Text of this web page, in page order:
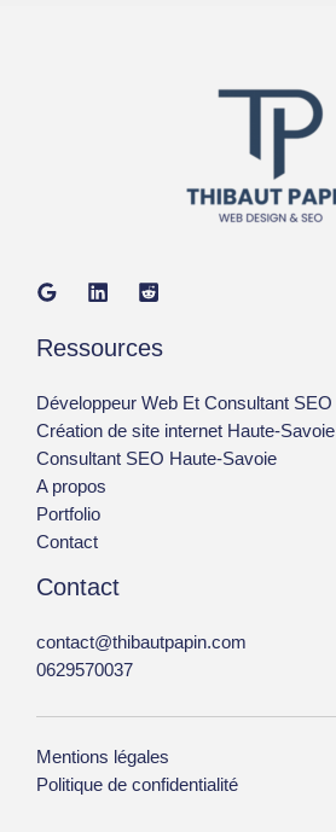
Ressources
Développeur Web Et Consultant SEO
Création de site internet Haute-Savoie
Consultant SEO Haute-Savoie
A propos
Portfolio
Contact
Contact
contact@thibautpapin.com
0629570037
Mentions légales
Politique de confidentialité